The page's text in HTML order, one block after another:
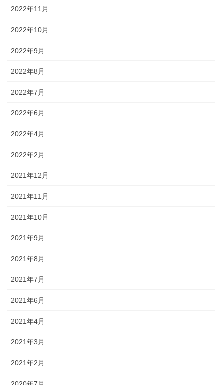
2022年11月
2022年10月
2022年9月
2022年8月
2022年7月
2022年6月
2022年4月
2022年2月
2021年12月
2021年11月
2021年10月
2021年9月
2021年8月
2021年7月
2021年6月
2021年4月
2021年3月
2021年2月